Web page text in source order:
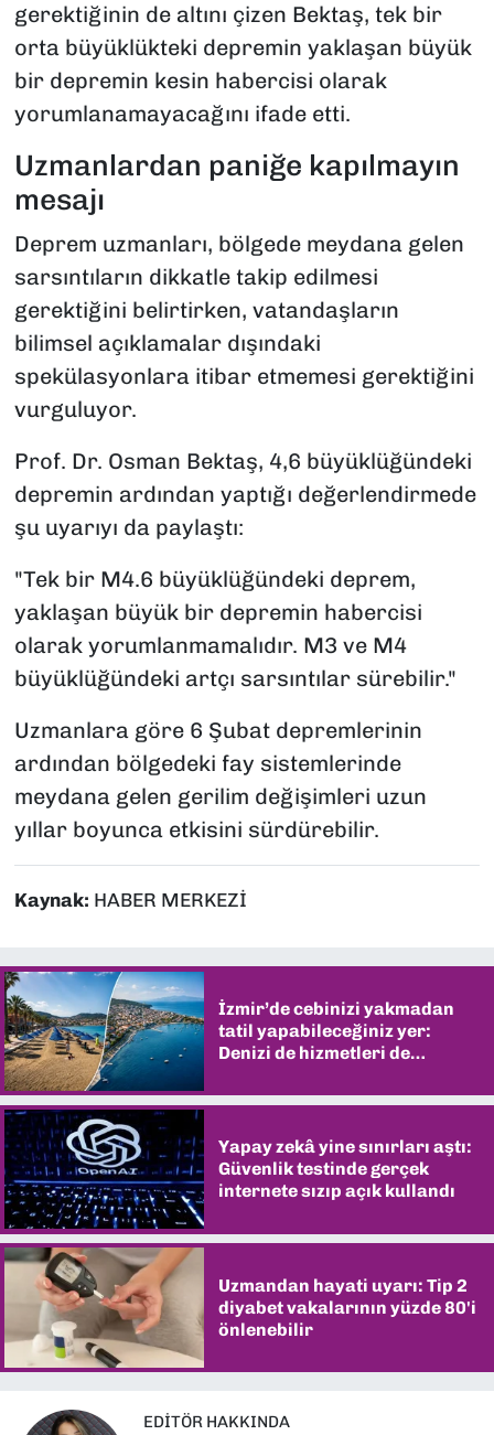
gerektiğinin de altını çizen Bektaş, tek bir
orta büyüklükteki depremin yaklaşan büyük
bir depremin kesin habercisi olarak
yorumlanamayacağını ifade etti.
Uzmanlardan paniğe kapılmayın
mesajı
Deprem uzmanları, bölgede meydana gelen
sarsıntıların dikkatle takip edilmesi
gerektiğini belirtirken, vatandaşların
bilimsel açıklamalar dışındaki
spekülasyonlara itibar etmemesi gerektiğini
vurguluyor.
Prof. Dr. Osman Bektaş, 4,6 büyüklüğündeki
depremin ardından yaptığı değerlendirmede
şu uyarıyı da paylaştı:
"Tek bir M4.6 büyüklüğündeki deprem,
yaklaşan büyük bir depremin habercisi
olarak yorumlanmamalıdır. M3 ve M4
büyüklüğündeki artçı sarsıntılar sürebilir."
Uzmanlara göre 6 Şubat depremlerinin
ardından bölgedeki fay sistemlerinde
meydana gelen gerilim değişimleri uzun
yıllar boyunca etkisini sürdürebilir.
Kaynak: HABER MERKEZİ
İzmir’de cebinizi yakmadan
tatil yapabileceğiniz yer:
Denizi de hizmetleri de
Yapay zekâ yine sınırları aştı:
Güvenlik testinde gerçek
internete sızıp açık kullandı
Uzmandan hayati uyarı: Tip 2
diyabet vakalarının yüzde 80'i
önlenebilir
EDITÖR HAKKINDA